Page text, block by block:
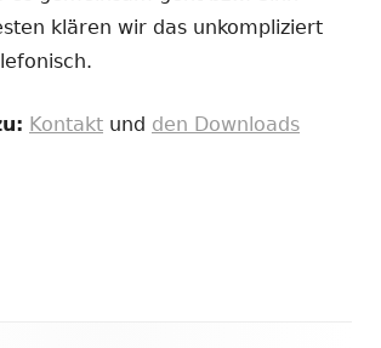
klären wir das unkompliziert
Kontakt und den Downloads